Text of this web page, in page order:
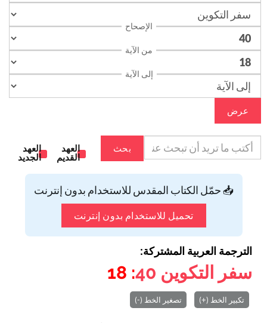
الإصحاح
من الآية
إلى الآية
عرض
بحث
العهد
القديم
العهد
الجديد
📥 حمّل الكتاب المقدس للاستخدام بدون إنترنت
تحميل للاستخدام بدون إنترنت
الترجمة العربية المشتركة:
سفر التكوين 40
: 18
تكبير الخط (+) تصغير الخط (-)